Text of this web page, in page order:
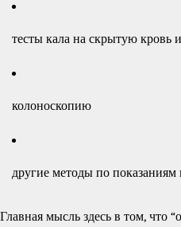
тесты кала на скрытую кровь
колоноскопию
другие методы по
Главная мысль здесь в том, что